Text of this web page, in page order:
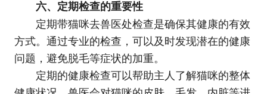
六、定期检查的重要性
定期带猫咪去兽医处检查是确保其健康的有效
方式。通过专业的检查，可以及时发现潜在的健康
问题，避免脱毛等症状的加重。
定期的健康检查可以帮助主人了解猫咪的整体